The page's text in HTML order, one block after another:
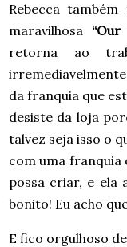
Rebecca
maravilhosa
retorna ao
da franquia que
desiste da loja
talvez seja isso o
com uma franquia
possa criar, e ela
bonito! Eu acho
E fico orgulhoso